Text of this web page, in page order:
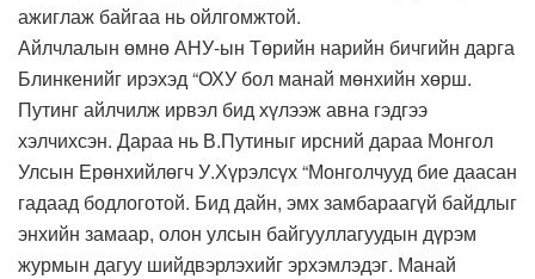
ажиглаж байгаа нь ойлгомжтой.
Айлчлалын өмнө АНУ-ын Төрийн нарийн бичгийн дарга
Блинкенийг ирэхэд “ОХУ бол манай мөнхийн хөрш.
Путинг айлчилж ирвэл бид хүлээж авна гэдгээ
хэлчихсэн. Дараа нь В.Путиныг ирсний дараа Монгол
Улсын Ерөнхийлөгч У.Хүрэлсүх “Монголчууд бие даасан
гадаад бодлоготой. Бид дайн, эмх замбараагүй байдлыг
энхийн замаар, олон улсын байгууллагуудын дүрэм
журмын дагуу шийдвэрлэхийг эрхэмлэдэг. Манай